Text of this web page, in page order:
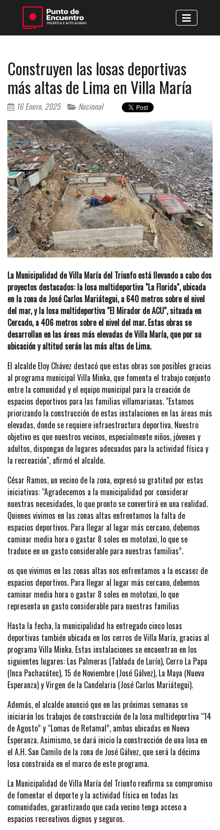
Construyen las losas deportivas
más altas de Lima en Villa María
16 Enero, 2025 Nacional
La Municipalidad de Villa María del Triunfo está llevando a cabo dos
proyectos destacados: la losa multideportiva "La Florida", ubicada
en la zona de José Carlos Mariátegui, a 640 metros sobre el nivel
del mar, y la losa multideportiva "El Mirador de ACU", situada en
Cercado, a 406 metros sobre el nivel del mar. Estas obras se
desarrollan en las áreas más elevadas de Villa María, que por su
ubicación y altitud serán las más altas de Lima.
El alcalde Eloy Chávez destacó que estas obras son posibles gracias
al programa municipal Villa Minka, que fomenta el trabajo conjunto
entre la comunidad y el equipo municipal para la creación de
espacios deportivos para las familias villamarianas. "Estamos
priorizando la construcción de estas instalaciones en las áreas más
elevadas, donde se requiere infraestructura deportiva. Nuestro
objetivo es que nuestros vecinos, especialmente niños, jóvenes y
adultos, dispongan de lugares adecuados para la actividad física y
la recreación", afirmó el alcalde.
César Ramos, un vecino de la zona, expresó su gratitud por estas
iniciativas: “Agradecemos a la municipalidad por considerar
nuestras necesidades, lo que pronto se convertirá en una realidad.
Quienes vivimos en las zonas altas enfrentamos la falta de
espacios deportivos. Para llegar al lugar más cercano, debemos
caminar media hora o gastar 8 soles en mototaxi, lo que se
traduce en un gasto considerable para nuestras familias”.
os que vivimos en las zonas altas nos enfrentamos a la escasez de
espacios deportivos. Para llegar al lugar más cercano, debemos
caminar media hora o gastar 8 soles en mototaxi, lo que
representa un gasto considerable para nuestras familias
Hasta la fecha, la municipalidad ha entregado cinco losas
deportivas también ubicada en los cerros de Villa María, gracias al
programa Villa Minka. Estas instalaciones se encuentran en los
siguientes lugares: Las Palmeras (Tablada de Lurín), Cerro La Papa
(Inca Pachacútec), 15 de Noviembre (José Gálvez), La Maya (Nueva
Esperanza) y Virgen de la Candelaria (José Carlos Mariátegui).
Además, el alcalde anunció que en las próximas semanas se
iniciarán los trabajos de construcción de la losa multideportiva “14
de Agosto” y “Lomas de Retamal”, ambas ubicadas en Nueva
Esperanza. Asimismo, se dará inicio la construcción de una losa en
el A.H. San Camilo de la zona de José Gálvez, que será la décima
losa construida en el marco de este programa.
La Municipalidad de Villa María del Triunfo reafirma su compromiso
de fomentar el deporte y la actividad física en todas las
comunidades, garantizando que cada vecino tenga acceso a
espacios recreativos dignos y seguros.